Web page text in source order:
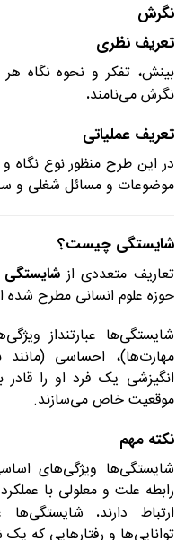
نگرش
تعریف نظری
بینش، تفکر و نحوه نگاه
نگرش می‌نامند.
تعریف عملیاتی
در این طرح منظور نوع نگاه
موضوعات و مسائل شغلی و
شایستگی چیست؟
تعاریف متعددی ازشایستگی
حوزه علوم انسانی مطرح شده
شایستگی‌ها عبارتنداز
مهارت‌ها)، احساسی
انگیزشی یک فرد او را
موقعیت خاص می‌سازند.
نکته مهم
شایستگی‌ها ویژگی‌های
رابطه علت و معلولی با
ارتباط دارند. شایستگی‌ها
توانایی‌ها و رفتارهایی که